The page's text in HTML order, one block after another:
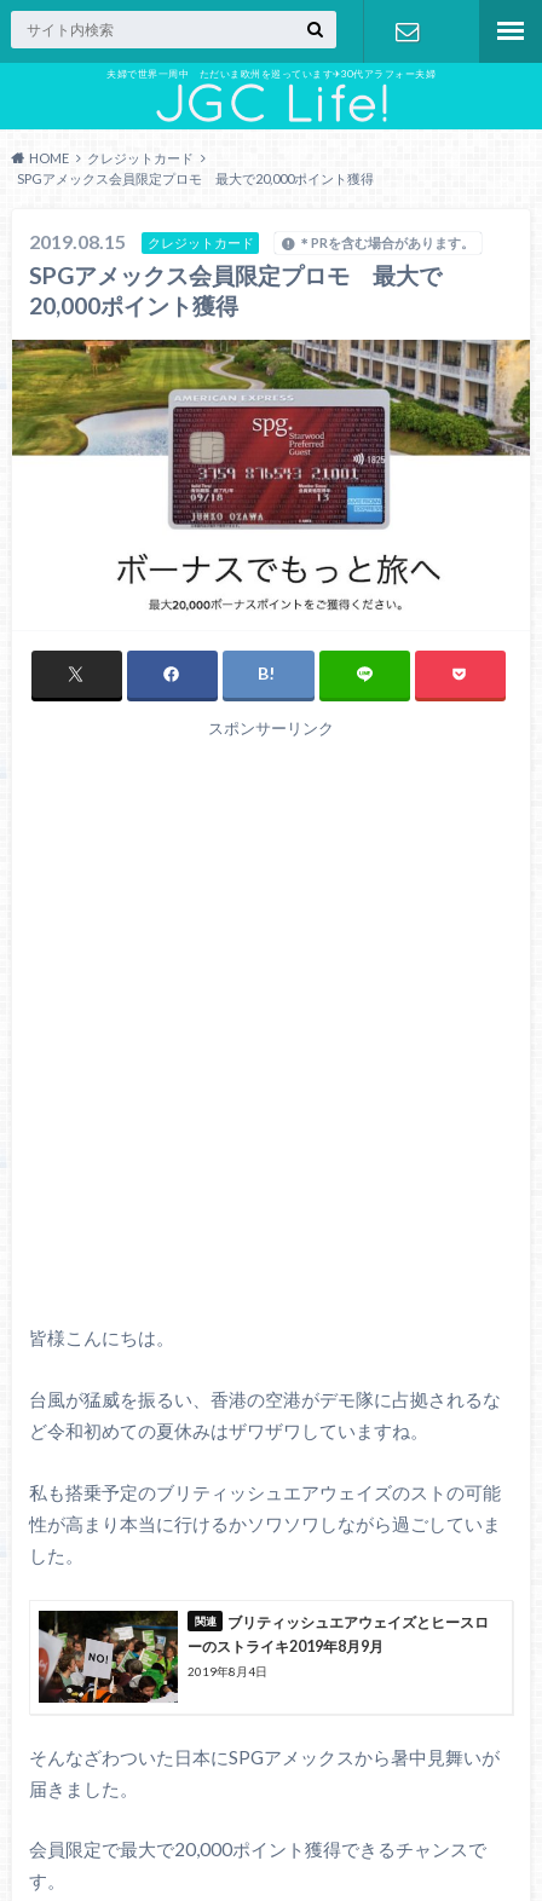
夫婦で世界一周中 ただいま欧州を巡っています✈︎30代アラフォー夫婦
お問い合わ
HOME
クレジットカード
SPGアメックス会員限定プロモ 最大で20,000ポイント獲得
2019.08.15 クレジットカード ＊PRを含む場合があります。
SPGアメックス会員限定プロモ 最大で
20,000ポイント獲得
スポンサーリンク
皆様こんにちは。
台風が猛威を振るい、香港の空港がデモ隊に占拠されるな
ど令和初めての夏休みはザワザワしていますね。
私も搭乗予定のブリティッシュエアウェイズのストの可能
性が高まり本当に行けるかソワソワしながら過ごしていま
した。
ブリティッシュエアウェイズとヒースロ
ーのストライキ2019年8月9月
2019年8月4日
そんなざわついた日本にSPGアメックスから暑中見舞いが
届きました。
会員限定で最大で20,000ポイント獲得できるチャンスで
す。